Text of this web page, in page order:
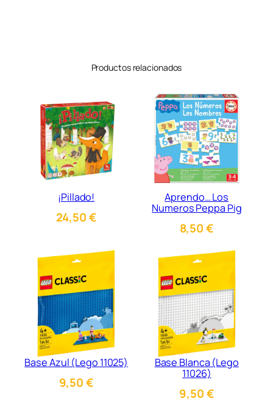
Productos relacionados
¡Pillado!
24,50€
Aprendo… Los
Numeros Peppa Pig
8,50€
Base Azul (Lego 11025)
9,50€
Base Blanca (Lego
11026)
9,50€